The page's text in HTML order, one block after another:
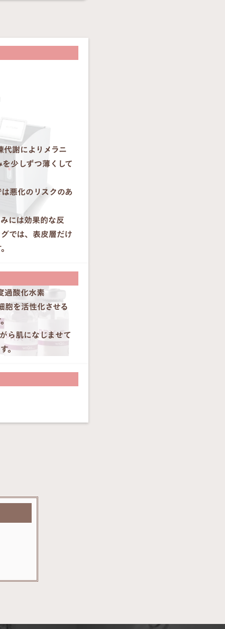
謝によりメラニ
少しずつ薄くして
悪化のリスクのあ
には効果的な反
では、表皮層だけ
過酸化水素
胞を活性化させる
ら肌になじませて
。